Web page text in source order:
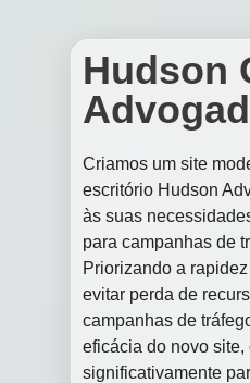
Hudson
Criamos um site
escritório Hudson
às suas
para campanhas de
Priorizando a
evitar perda de
campanhas de
eficácia do novo
significativamente